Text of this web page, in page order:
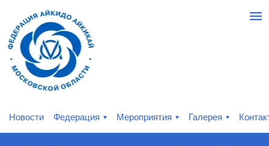
Новости Федерация Мероприятия Галерея